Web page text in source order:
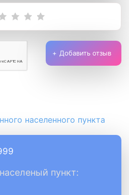
Добавить отзыв
населенного пункта
пункт: